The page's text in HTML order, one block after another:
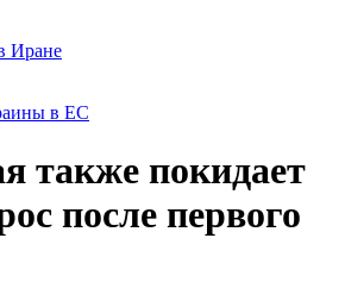
Иране
в ЕС
также покидает
после первого